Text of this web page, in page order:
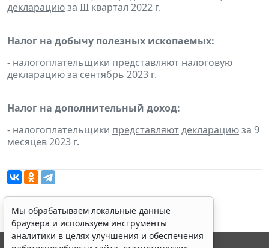
декларациюза III квартал 2022 г.
Налог на добычу полезных ископаемых:
- налогоплательщики представляют налоговую
декларациюза сентябрь 2023 г.
Налог на дополнительный доход:
- налогоплательщики представляютдекларациюза 9
месяцев 2023 г.
Мы обрабатываем локальные данные
браузера и используем инструменты
аналитики в целях улучшения и обеспечения